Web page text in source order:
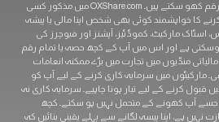
اصل سرمایہ کاری سے بھی زیادہ رقم کھو سکتے ہیں۔ OXShare.com میں مذکور کسی
کا خواہشمند کوئی بھی شخص اپنا مالی یا پیشہ
اسٹاک مارکیٹ، کموڈٹیز، آپشنز اور فیوچرز کی
ہے اور اس میں آپ کے کچھ حصہ یا تمام رقم
منڈیوں میں تجارت میں بڑے ممکنہ انعامات
مارکیٹوں میں سرمایہ کاری کرنے کے لیے آپ کو
قبول کرنے کے لیے تیار ہونا چاہیے۔ سرمایہ کاری نہ
جسے آپ کھونے کے متحمل نہیں ہو سکتے۔ کچھ
ہے، اپنا پیسہ لگانے سے پہلے یقینی بنائیں کہ